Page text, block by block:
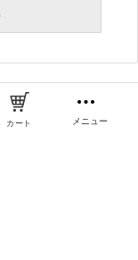
カート メニュー